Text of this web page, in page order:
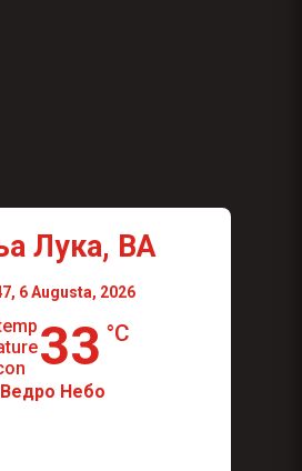
Лука, BA
6 Augusta, 2026
33 °C
Ведро Небо